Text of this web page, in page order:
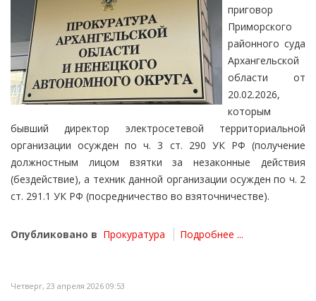
приговор
Приморского
районного суда
Архангельской
области от
20.02.2026,
которым
бывший директор электросетевой территориальной
организации осужден по ч. 3 ст. 290 УК РФ (получение
должностным лицом взятки за незаконные действия
(бездействие), а техник данной организации осужден по ч. 2
ст. 291.1 УК РФ (посредничество во взяточничестве).
Опубликовано в Прокуратура Подробнее ...
Четверг, 23 апреля 2026 09:53